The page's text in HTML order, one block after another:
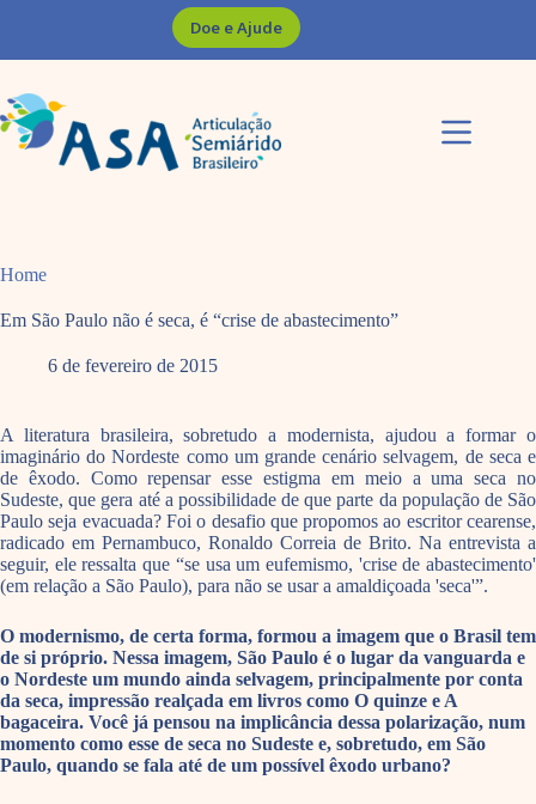
Doe e Ajude
Home
Em São Paulo não é seca, é “crise de abastecimento”
6 de fevereiro de 2015
A literatura brasileira, sobretudo a modernista, ajudou a formar o
imaginário do Nordeste como um grande cenário selvagem, de seca e
de êxodo. Como repensar esse estigma em meio a uma seca no
Sudeste, que gera até a possibilidade de que parte da população de São
Paulo seja evacuada? Foi o desafio que propomos ao escritor cearense,
radicado em Pernambuco, Ronaldo Correia de Brito. Na entrevista a
seguir, ele ressalta que “se usa um eufemismo, 'crise de abastecimento'
(em relação a São Paulo), para não se usar a amaldiçoada 'seca'”.
O modernismo, de certa forma, formou a imagem que o Brasil tem
de si próprio. Nessa imagem, São Paulo é o lugar da vanguarda e
o Nordeste um mundo ainda selvagem, principalmente por conta
da seca, impressão realçada em livros como O quinze e A
bagaceira. Você já pensou na implicância dessa polarização, num
momento como esse de seca no Sudeste e, sobretudo, em São
Paulo, quando se fala até de um possível êxodo urbano?